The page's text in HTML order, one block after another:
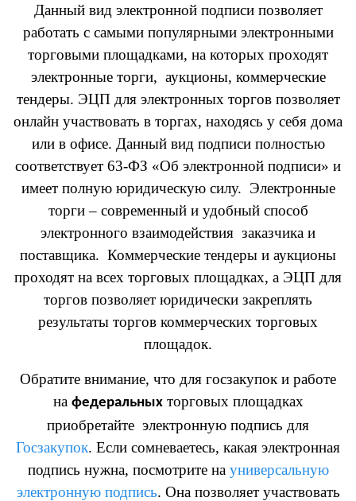
Данный вид электронной подписи позволяет
работать с самыми популярными электронными
торговыми площадками, на которых проходят
электронные торги, аукционы, коммерческие
тендеры. ЭЦП для электронных торгов позволяет
онлайн участвовать в торгах, находясь у себя дома
или в офисе. Данный вид подписи полностью
соответствует 63-ФЗ «Об электронной подписи» и
имеет полную юридическую силу. Электронные
торги – современный и удобный способ
электронного взаимодействия заказчика и
поставщика. Коммерческие тендеры и аукционы
проходят на всех торговых площадках, а ЭЦП для
торгов позволяет юридически закреплять
результаты торгов коммерческих торговых
площадок.
Обратите внимание, что для госзакупок и работе
на федеральныхторговых площадках
приобретайте электронную подпись для
Госзакупок. Если сомневаетесь, какая электронная
подпись нужна, посмотрите на универсальную
электронную подпись. Она позволяет участвовать